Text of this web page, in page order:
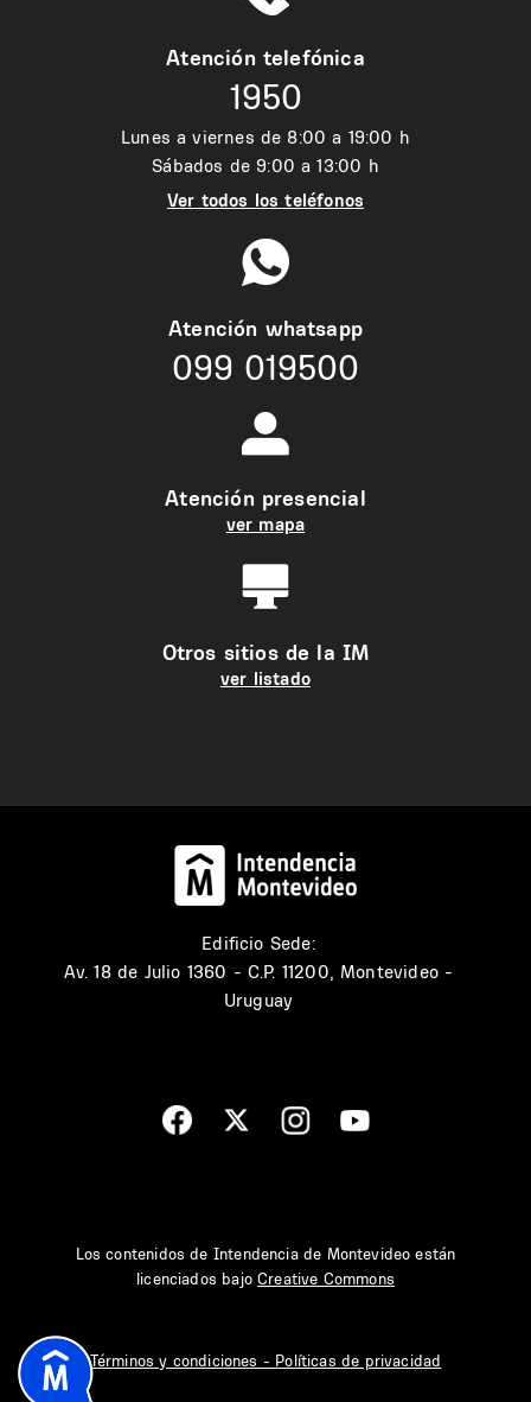
Atención telefónica
1950
Lunes a viernes de 8:00 a 19:00 h
Sábados de 9:00 a 13:00 h
Ver todos los teléfonos
Atención whatsapp
099 019500
Atención presencial
ver mapa
Otros sitios de la IM
ver listado
Edificio Sede:
Av. 18 de Julio 1360 - C.P. 11200, Montevideo -
Uruguay
Los contenidos de Intendencia de Montevideo están
licenciados bajoCreative Commons
Términos y condiciones - Políticas de privacidad